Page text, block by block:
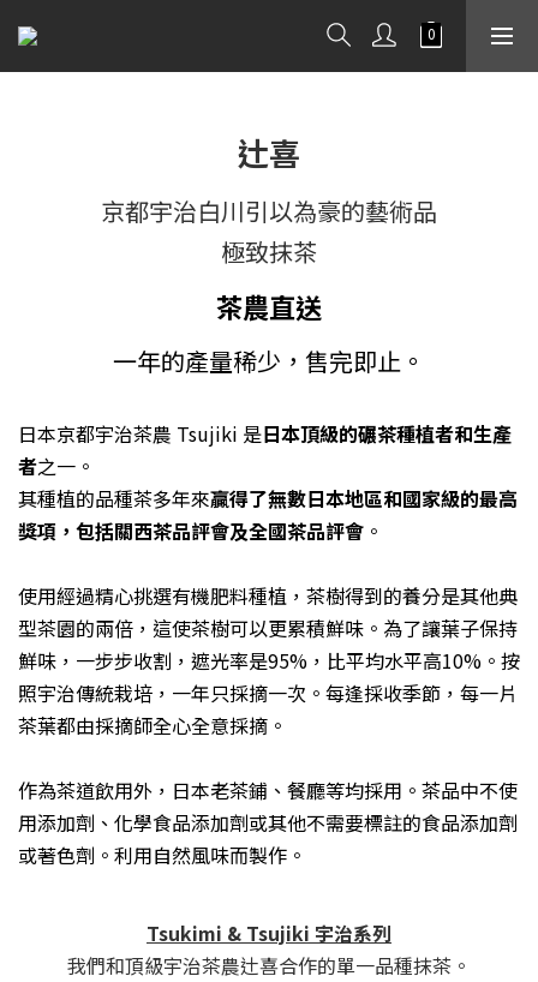
辻喜
京都宇治白川引以為豪的藝術品
極致抹茶
茶農直送
一年的產量稀少，售完即止。
日本京都宇治茶農 Tsujiki 是日本頂級的碾茶種植者和生產
者之一。
其種植的品種茶多年來贏得了無數日本地區和國家級的最高
獎項，包括關西茶品評會及全國茶品評會 。
使用經過精心挑選有機肥料種植 ，茶樹得到的養分是其他典
型茶園的兩倍，這使茶樹可以更累積鮮味。 為了讓葉子保持
鮮味，一步步收割，遮光率是95%，比平均水平高10%。 按
照宇治傳統栽培， 一年只採摘一次。每逢採收季節，每一片
茶葉都由採摘師全心全意採摘。
作為茶道飲用外，日本老茶鋪、餐廳等均採用。 茶品中不使
用添加劑、化學食品添加劑或其他不需要標註的食品添加劑
或著色劑。利用自然風味而製作。
Tsukimi & Tsujiki 宇治系列
我們和頂級宇治茶農辻喜合作的單一品種抹茶。